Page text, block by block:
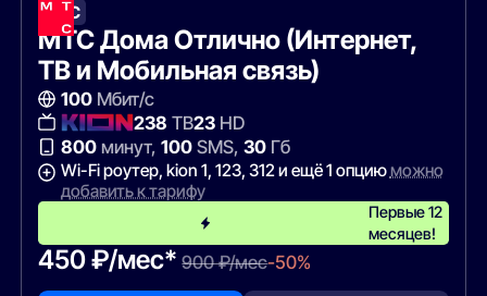
МТС
МТС Дома Отлично (Интернет,
ТВ и Мобильная связь)
100Мбит/с
238 ТВ23HD
800минут, 100SMS, 30Гб
Wi-Fi роутер, kion 1, 123, 312 и ещё 1 опциюможно
добавить к тарифу
Первые 12
месяцев!
450 ₽/мес* 900 ₽/мес-50%